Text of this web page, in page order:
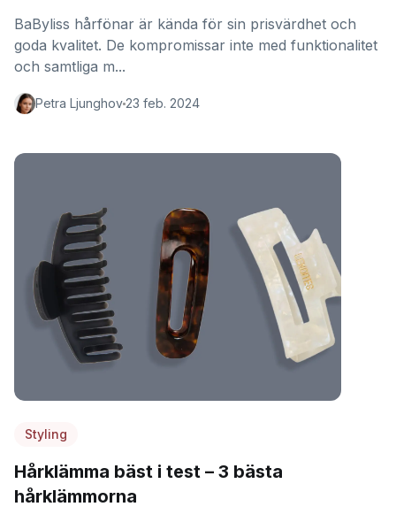
BaByliss hårfönar är kända för sin prisvärdhet och
goda kvalitet. De kompromissar inte med funktionalitet
och samtliga m...
Petra Ljunghov 23 feb. 2024
Styling
Hårklämma bäst i test – 3 bästa
hårklämmorna